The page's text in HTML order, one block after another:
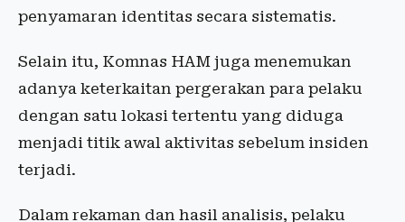
penyamaran identitas secara sistematis.
Selain itu, Komnas HAM juga menemukan
adanya keterkaitan pergerakan para pelaku
dengan satu lokasi tertentu yang diduga
menjadi titik awal aktivitas sebelum insiden
terjadi.
Dalam rekaman dan hasil analisis, pelaku